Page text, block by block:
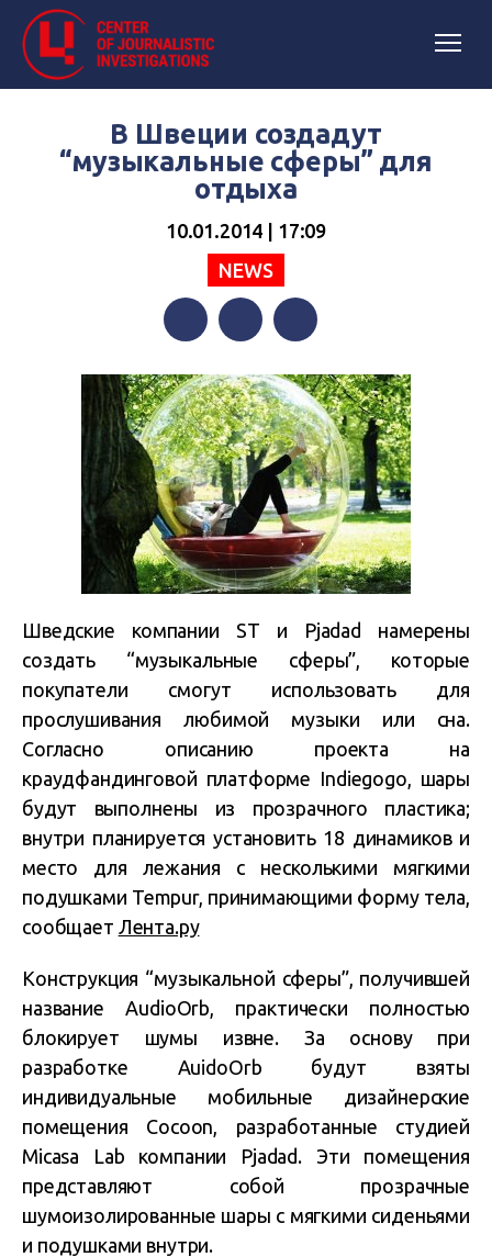
В Швеции создадут
“музыкальные сферы” для
отдыха
10.01.2014 | 17:09
NEWS
Шведские компании ST и Pjadad намерены
создать “музыкальные сферы”, которые
покупатели смогут использовать для
прослушивания любимой музыки или сна.
Согласно описанию проекта на
краудфандинговой платформе Indiegogo, шары
будут выполнены из прозрачного пластика;
внутри планируется установить 18 динамиков и
место для лежания с несколькими мягкими
подушками Tempur, принимающими форму тела,
сообщает Лента.ру
Конструкция “музыкальной сферы”, получившей
название AudioOrb, практически полностью
блокирует шумы извне. За основу при
разработке AuidoOrb будут взяты
индивидуальные мобильные дизайнерские
помещения Cocoon, разработанные студией
Micasa Lab компании Pjadad. Эти помещения
представляют собой прозрачные
шумоизолированные шары с мягкими сиденьями
и подушками внутри.